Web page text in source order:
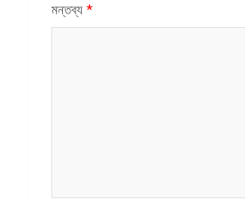
মন্তব্য *